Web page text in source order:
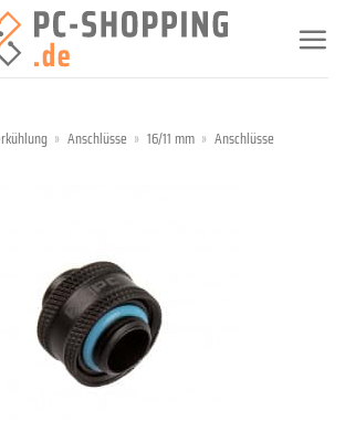
» Anschlüsse » 16/11 mm » Anschlüsse